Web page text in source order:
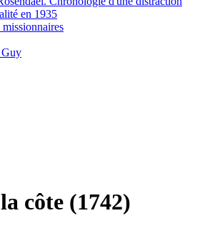
en 1935
Guy
côte (1742)